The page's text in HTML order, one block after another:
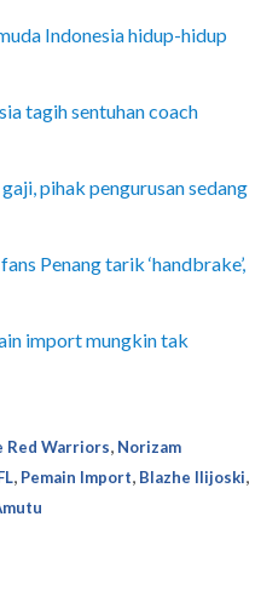
Indonesia hidup-hidup
tagih sentuhan coach
pihak pengurusan sedang
Penang tarik ‘handbrake’,
import mungkin tak
Red Warriors Norizam
Pemain Import Blazhe Ilijoski